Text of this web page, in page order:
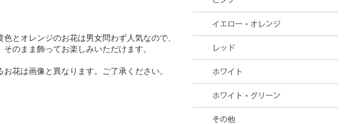
とオレンジのお花は男女問わず人気なので、
のまま飾ってお楽しみいただけます。
花は画像と異なります。ご了承ください。